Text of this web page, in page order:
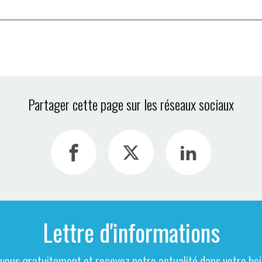
Partager cette page sur les réseaux sociaux
Lettre d'informations